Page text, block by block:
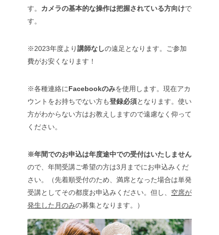
す。 カメラの基本的な操作は把握されている方向けで
す。
※2023年度より講師なしの遠足となります。ご参加
費がお安くなります！
※各種連絡にFacebookのみを使用します。現在アカ
ウントをお持ちでない方も登録必須となります。使い
方がわからない方はお教えしますので遠慮なく仰って
ください。
※年間でのお申込は年度途中での受付はいたしません
ので、年間受講ご希望の方は3月までにお申込みくだ
さい。（先着順受付のため、満席となった場合は単発
受講としてその都度お申込みください。但し、 空席が
発生した月のみの募集となります。）